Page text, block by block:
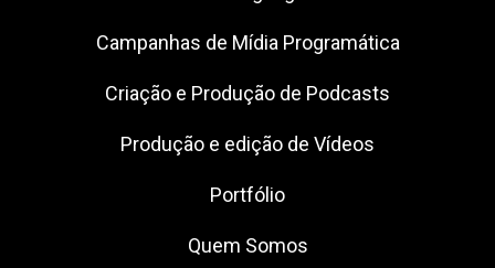
Campanhas de Mídia Programática
Criação e Produção de Podcasts
Produção e edição de Vídeos
Portfólio
Quem Somos